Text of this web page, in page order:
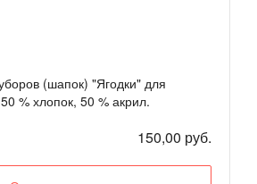
(шапок) "Ягодки" для
% хлопок, 50 % акрил.
150,00 руб.